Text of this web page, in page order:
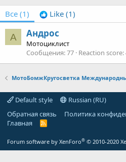
Все (1) Like (1)
А Андрос
Мотоциклист
Сообщения 77 Reaction score
МотоБомжКругосветка
Default style
Russian (RU)
Обратная связь
Политика
Главная
R
Forum software by XenForo® © 2010-2020